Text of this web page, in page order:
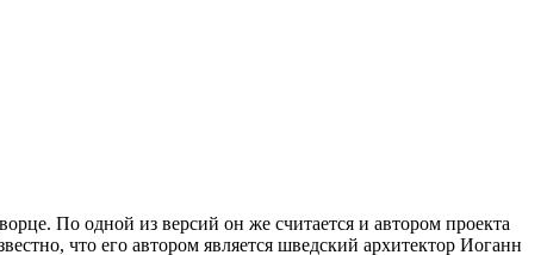
По одной из версий он же считается и автором проекта
что его автором является шведский архитектор Иоганн